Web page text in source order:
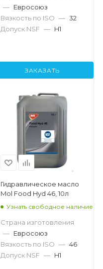
— Евросоюз
Вязкость по ISO — 32
Допуск NSF — H1
ЗАКАЗАТЬ
Гидравлическое масло
Mol Food Hyd 46, 10л
Узнать свободное наличие
Страна изготовления
— Евросоюз
Вязкость по ISO — 46
Допуск NSF — H1